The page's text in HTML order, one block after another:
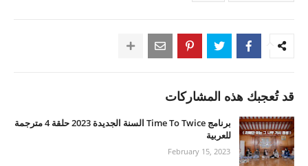
قد تُعجبك هذه المشاركات
برنامج Time To Twice السنة الجديدة 2023 حلقة 4 مترجمة
للعربية
February 15, 2023